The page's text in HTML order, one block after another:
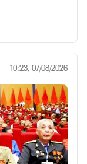
10:23, 07/08/2026